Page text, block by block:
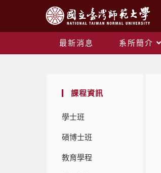
最新消息 系所簡介
課程資訊
學士班
碩博士班
教育學程